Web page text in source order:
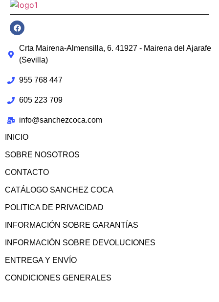
Crta Mairena-Almensilla, 6. 41927 - Mairena del Ajarafe
(Sevilla)
955 768 447
605 223 709
info@sanchezcoca.com
INICIO
SOBRE NOSOTROS
CONTACTO
CATÁLOGO SANCHEZ COCA
POLITICA DE PRIVACIDAD
INFORMACIÓN SOBRE GARANTÍAS
INFORMACIÓN SOBRE DEVOLUCIONES
ENTREGA Y ENVÍO
CONDICIONES GENERALES